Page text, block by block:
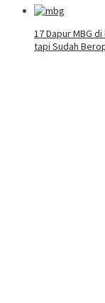
17 Dapur MBG
tapi Sudah